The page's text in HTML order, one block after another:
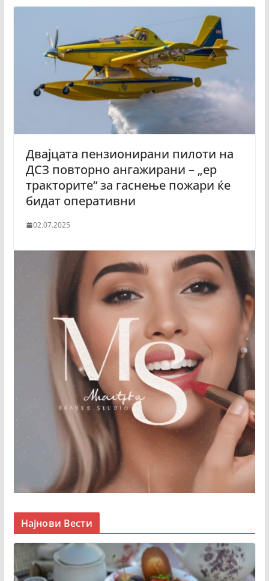
Двајцата пензионирани пилоти на
ДСЗ повторно ангажирани – „ер
тракторите“ за гаснење пожари ќе
бидат оперативни
02.07.2025
Најнови Вести